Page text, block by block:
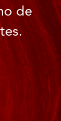
de